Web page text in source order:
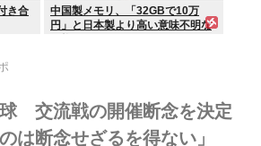
き合
中国製メモリ、「32GBで10万
円」と日本製より高い意味不明な
球 交流戦の開催断念を決定
は断念せざるを得ない」